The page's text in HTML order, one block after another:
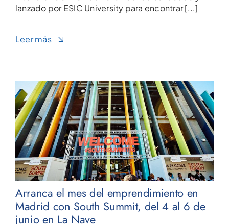
lanzado por ESIC University para encontrar [...]
Leer más
Arranca el mes del emprendimiento en
Madrid con South Summit, del 4 al 6 de
junio en La Nave